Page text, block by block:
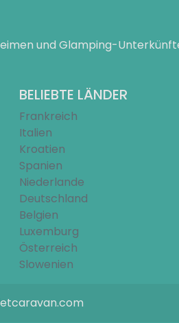
und Glamping-
BELIEBTE LÄNDER
Frankreich
Italien
Kroatien
Spanien
Niederlande
Deutschland
Belgien
Luxemburg
Österreich
Slowenien